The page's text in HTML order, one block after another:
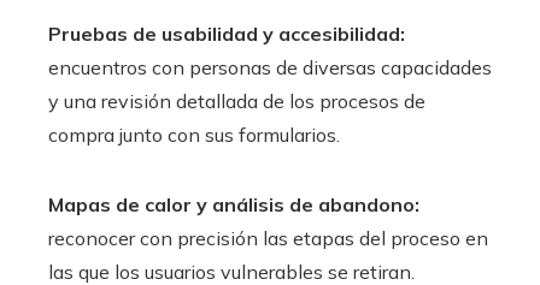
Pruebas de usabilidad y accesibilidad:
encuentros con personas de diversas capacidades
y una revisión detallada de los procesos de
compra junto con sus formularios.
Mapas de calor y análisis de abandono:
reconocer con precisión las etapas del proceso en
las que los usuarios vulnerables se retiran.